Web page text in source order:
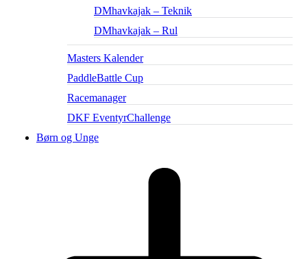
DMhavkajak – Teknik
DMhavkajak – Rul
Masters Kalender
PaddleBattle Cup
Racemanager
DKF EventyrChallenge
Børn og Unge